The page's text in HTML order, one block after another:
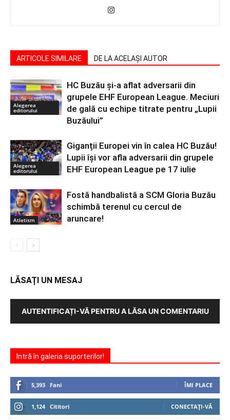
ARTICOLE SIMILARE DE LA ACELAȘI AUTOR
Alegerea
editorului
HC Buzău și-a aflat adversarii din
grupele EHF European League. Meciuri
de gală cu echipe titrate pentru „Lupii
Buzăului”
Alegerea
editorului
Giganții Europei vin în calea HC Buzău!
Lupii își vor afla adversarii din grupele
EHF European League pe 17 iulie
Atletism
Fostă handbalistă a SCM Gloria Buzău
schimbă terenul cu cercul de
aruncare!
LĂSAȚI UN MESAJ
AUTENTIFICAȚI-VĂ PENTRU A LĂSA UN COMENTARIU
Intră în galeria suporterilor!
5,393 Fani ÎMI PLACE
1,124 Cititori CONECTAȚI-VĂ